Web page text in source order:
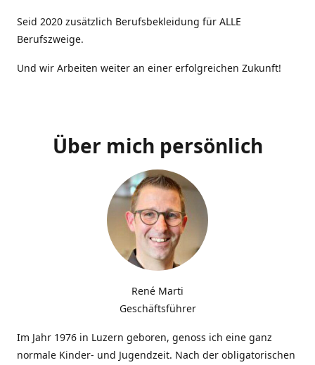
Seid 2020 zusätzlich Berufsbekleidung für ALLE
Berufszweige.
Und wir Arbeiten weiter an einer erfolgreichen Zukunft!
Über mich persönlich
René Marti
Geschäftsführer
Im Jahr 1976 in Luzern geboren, genoss ich eine ganz
normale Kinder- und Jugendzeit. Nach der obligatorischen